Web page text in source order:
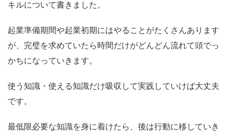
キルについて書きました。
起業準備期間や起業初期にはやることがたくさんあります
が、完璧を求めていたら時間だけがどんどん流れて頭でっ
かちになっていきます。
使う知識・使える知識だけ吸収して実践していけば大丈夫
です。
最低限必要な知識を身に着けたら、後は行動に移していき